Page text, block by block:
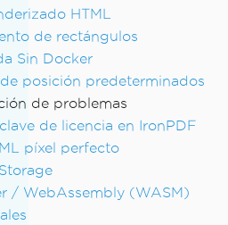
HTML
de rectángulos
Sin Docker
posición predeterminados
de problemas
de licencia en IronPDF
píxel perfecto
/ WebAssembly (WASM)